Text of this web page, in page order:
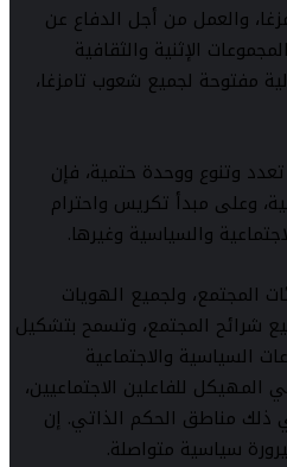
والعمل من أجل الدفاع عن
الإثنية والثقافية
مفتوحة لجميع شعوب تامزغا،
وتنوع ووحدة حتمية، فإن
وعلى مبدأ تكريس واحترام
والسياسية وغيرها.
المجتمع، ولجميع الهويات
شرائح المجتمع، وتسمح بتشكيل
السياسية والاجتماعية
للفاعلين الاجتماعيين،
ذلك مناطق الحكم الذاتي. إن
سياسية متواصلة.